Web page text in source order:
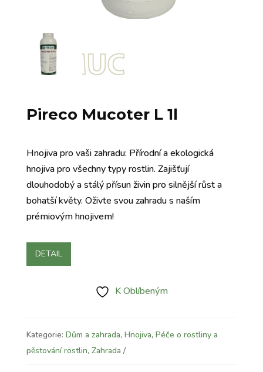
Pireco Mucoter L 1l
Hnojiva pro vaši zahradu: Přírodní a ekologická
hnojiva pro všechny typy rostlin. Zajišťují
dlouhodobý a stálý přísun živin pro silnější růst a
bohatší květy. Oživte svou zahradu s naším
prémiovým hnojivem!
DETAIL
K Oblíbeným
Kategorie: Dům a zahrada, Hnojiva, Péče o rostliny a
pěstování rostlin, Zahrada